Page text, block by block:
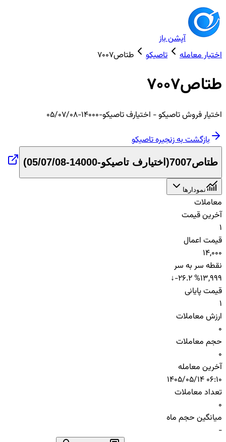
آپشن باز
اختیار معامله
تاصیکو طتاص7007
طتاص7007
اختیارفروشتاصیکو- اختیارف تاصیکو-14000-05/07/08
بازگشت به زنجیرهتاصیکو
طتاص7007 ( اختیارف تاصیکو-14000-05/07/08 )
نمودارها
معاملات
آخرین قیمت
1
قیمت اعمال
14,000
نقطه سر به سر
13,999
↓-26.2 %
قیمت پایانی
1
ارزش معاملات
0
حجم معاملات
0
آخرین معامله
1405/05/14 06:10
تعداد معاملات
0
میانگین حجم ماه
-